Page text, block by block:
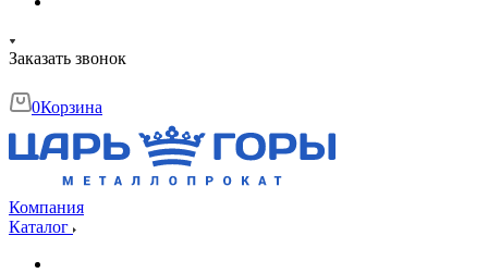
Заказать звонок
0Корзина
Компания
Каталог